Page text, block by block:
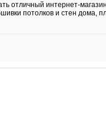
отличный интернет-
потолков и стен дома,